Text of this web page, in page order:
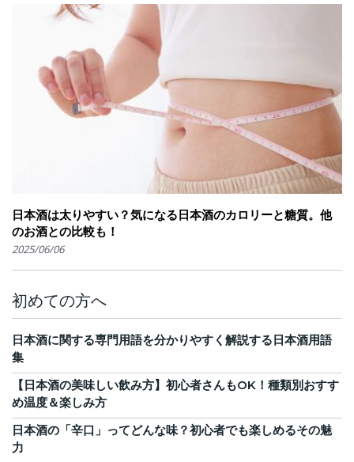
日本酒は太りやすい？気になる日本酒のカロリーと糖質。他
のお酒との比較も！
2025/06/06
初めての方へ
日本酒に関する専門用語を分かりやすく解説する日本酒用語
集
【日本酒の美味しい飲み方】初心者さんもOK！種類別おすす
め温度＆楽しみ方
日本酒の「辛口」ってどんな味？初心者でも楽しめるその魅
力